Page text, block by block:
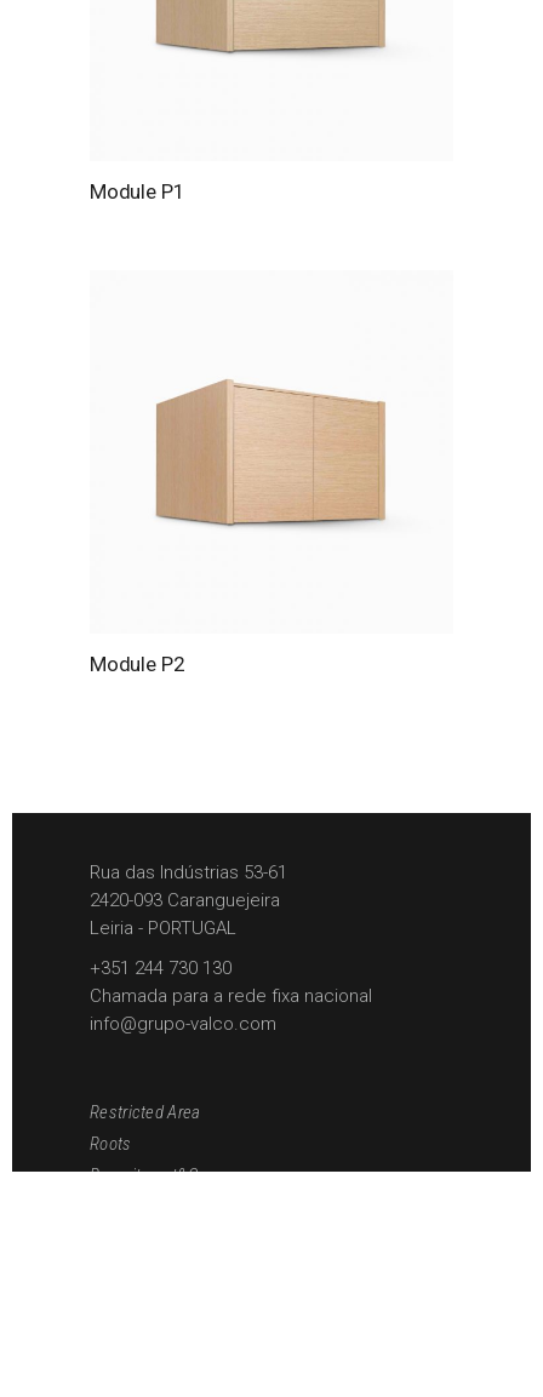
Module P1
Module P2
Rua das Indústrias 53-61
2420-093 Caranguejeira
Leiria - PORTUGAL
+351 244 730 130
Chamada para a rede fixa nacional
info@grupo-valco.com
Restricted Area
Roots
Recruitment&Career